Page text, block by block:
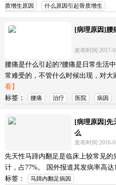
质增生原因
什么原因引起骨质增生
[病理原因]腰
发布时间:2017-
腰痛是什么引起的?腰痛是日常生活
常难受的，不管什么时候出现，对大
看】
标签：
腰痛 治疗 医院 病因
[病理原因]先
么
发布时间:2016-
先天性马蹄内翻足是临床上较常见的
计，占77%。 国外报道其发病率高
标签：
马蹄内翻足病因